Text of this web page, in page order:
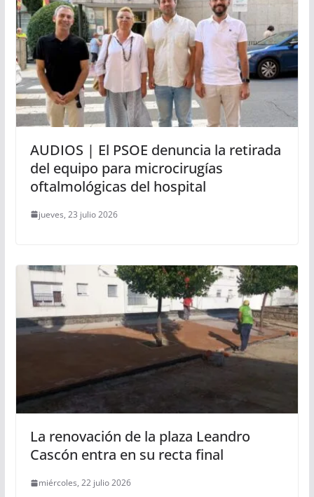
AUDIOS | El PSOE denuncia la retirada
del equipo para microcirugías
oftalmológicas del hospital
jueves, 23 julio 2026
La renovación de la plaza Leandro
Cascón entra en su recta final
miércoles, 22 julio 2026